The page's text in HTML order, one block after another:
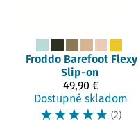
Froddo Barefoot Flexy
Slip-on
49,90 €
Dostupné skladom
☆☆☆☆☆ (2)